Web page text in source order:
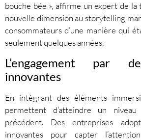
bouche bée », affirme un expert de la
nouvelle dimension au storytelling
consommateurs d’une manière qui
seulement quelques années.
L’engagement par
innovantes
En intégrant des éléments
permettent d’atteindre un niveau
précédent. Des entreprises
innovantes pour capter